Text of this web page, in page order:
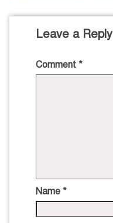
Leave a Reply
Comment *
Name *